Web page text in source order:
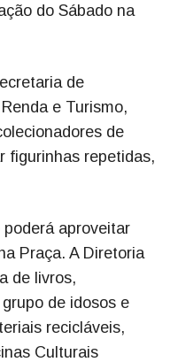
do Sábado na
de
e Turismo,
de
figurinhas repetidas,
aproveitar
Praça. A Diretoria
de livros,
de idosos e
recicláveis,
Culturais